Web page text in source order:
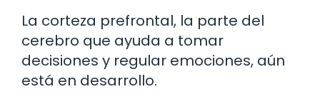
La corteza prefrontal, la parte del
cerebro que ayuda a tomar
decisiones y regular emociones, aún
está en desarrollo.